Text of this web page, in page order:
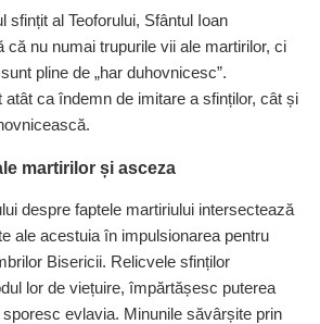
sfințit al Teoforului, Sfântul Ioan
că nu numai trupurile vii ale martirilor, ci
pline de „har duhovnicesc”.
atât ca îndemn de imitare a sfinților, cât și
martirilor și asceza
despre faptele martiriului intersectează
ale acestuia în impulsionarea pentru
Bisericii. Relicvele sfinților
lor de viețuire, împărtășesc puterea
evlavia. Minunile săvârșite prin